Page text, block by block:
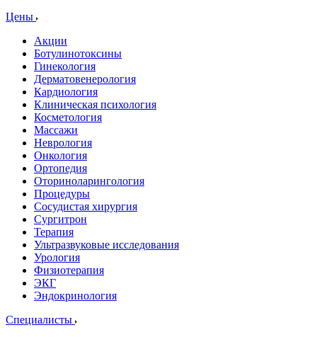
Цены
Акции
Ботулинотоксины
Гинекология
Дерматовенерология
Кардиология
Клиническая психология
Косметология
Массажи
Неврология
Онкология
Ортопедия
Оториноларингология
Процедуры
Сосудистая хирургия
Сургитрон
Терапия
Ультразвуковые исследования
Урология
Физиотерапия
ЭКГ
Эндокринология
Специалисты